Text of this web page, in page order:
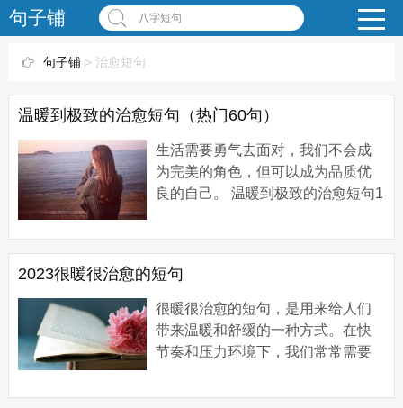
句子铺 八字短句
句子铺> 治愈短句
温暖到极致的治愈短句（热门60句）
生活需要勇气去面对，我们不会成
为完美的角色，但可以成为品质优
良的自己。 温暖到极致的治愈短句1
意走。 2、疲惫的生活里，总要有些
温柔的梦...
2023很暖很治愈的短句
很暖很治愈的短句，是用来给人们
带来温暖和舒缓的一种方式。在快
节奏和压力环境下，我们常常需要
的身心。让我们一起用这些句子去